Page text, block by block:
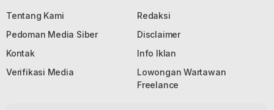
Tentang Kami
Redaksi
Pedoman Media Siber
Disclaimer
Kontak
Info Iklan
Verifikasi Media
Lowongan Wartawan
Freelance